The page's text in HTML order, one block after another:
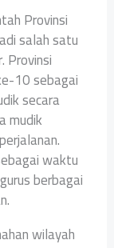
Provinsi
salah satu
Provinsi
10 sebagai
secara
mudik
waktu
berbagai
wilayah